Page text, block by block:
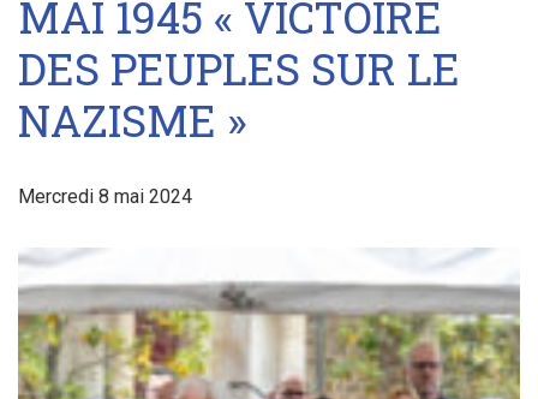
Services
Sortir à Ste Gen’
MAI 1945 « VICTOIRE
DES PEUPLES SUR LE
NAZISME »
Mercredi 8 mai 2024